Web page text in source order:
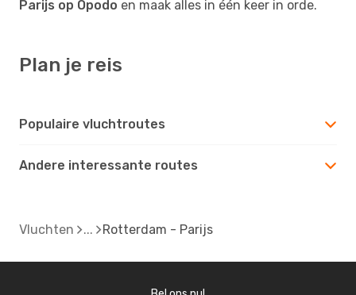
Parijs op Opodo en maak alles in één keer in orde.
Plan je reis
Populaire vluchtroutes
Andere interessante routes
Vluchten Rotterdam - Parijs